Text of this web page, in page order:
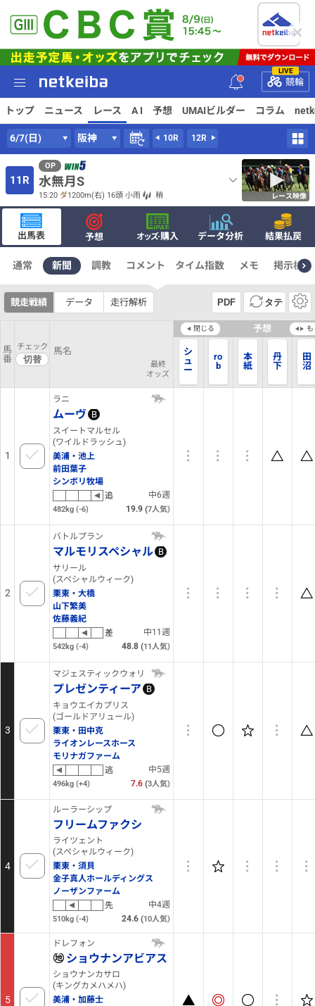
LIVE
競輪
トップ ニュース レース A I 予想 UMAIビルダー コラム
6/7(日) 阪神 10R 12R
11R
OP
水無月S
15:20 ダ1200m(右) 16頭 小雨 稍 レース映像
出馬表 予想 オッズ·購入 データ分析 結果払戻
通常 新聞 調教 コメント タイム指数 メモ 掲示板
競走戦績 データ 走行解析 PDF タテ
馬
番
チェック 馬名
最終
オッズ
閉じる 予想
シ
ュ
ー
ro
b
本
紙
丹
下
田
沼
1
ラニ
ムーヴ B
スイートマルセル
(ワイルドラッシュ)
美浦・池上
前田葉子
シンボリ牧場
追
中6週
482kg (-6) 19.9 (7人気)
2
バトルプラン
マルモリスペシャル B
サリール
(スペシャルウィーク)
栗東・大橋
山下繁美
佐藤義紀
差
中11週
542kg (-4) 48.8 (11 人気)
3
マジェスティックウォリアー
プレゼンティーア B
キョウエイカプリス
(ゴールドアリュール)
栗東・田中克
ライオンレースホース
モリナガファーム
逃
中5週
496kg (+4) 7.6 (3人気)
4
ルーラーシップ
フリームファクシ
ライツェント
(スペシャルウィーク)
栗東・須貝
金子真人ホールディングス
ノーザンファーム
先
中4週
510kg (-4) 24.6 (10人気)
5
ドレフォン
ショウナンアビアス
ショウナンカサロ
(キングカメハメハ)
美浦・加藤士